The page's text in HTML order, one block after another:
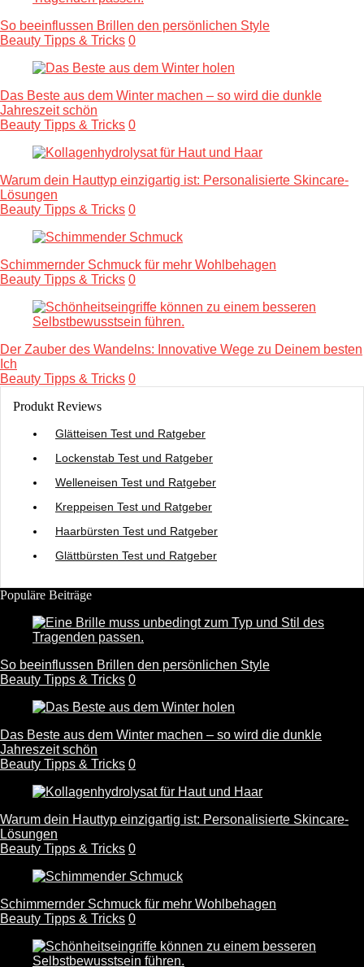
So beeinflussen Brillen den persönlichen Style
Beauty Tipps & Tricks 0
Das Beste aus dem Winter machen – so wird die dunkle
Jahreszeit schön
Beauty Tipps & Tricks 0
Warum dein Hauttyp einzigartig ist: Personalisierte Skincare-
Lösungen
Beauty Tipps & Tricks 0
Schimmernder Schmuck für mehr Wohlbehagen
Beauty Tipps & Tricks 0
Der Zauber des Wandelns: Innovative Wege zu Deinem besten
Ich
Beauty Tipps & Tricks 0
Produkt Reviews
Glätteisen Test und Ratgeber
Lockenstab Test und Ratgeber
Welleneisen Test und Ratgeber
Kreppeisen Test und Ratgeber
Haarbürsten Test und Ratgeber
Glättbürsten Test und Ratgeber
Populäre Beiträge
So beeinflussen Brillen den persönlichen Style
Beauty Tipps & Tricks 0
Das Beste aus dem Winter machen – so wird die dunkle
Jahreszeit schön
Beauty Tipps & Tricks 0
Warum dein Hauttyp einzigartig ist: Personalisierte Skincare-
Lösungen
Beauty Tipps & Tricks 0
Schimmernder Schmuck für mehr Wohlbehagen
Beauty Tipps & Tricks 0